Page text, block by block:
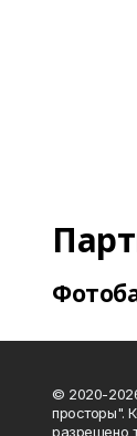
© 2020-
просторы".
разрешено